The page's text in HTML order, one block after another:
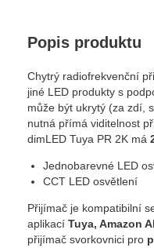
Popis produktu
Chytrý radiofrekvenční
jiné LED produkty s
může být ukrytý (za zdí,
nutná přímá viditelnost
dimLED Tuya PR 2K má
Jednobarevné LED
CCT LED osvětlení
Přijímač je kompatibilní
aplikací Tuya, Amazon
přijímač svorkovnici pro